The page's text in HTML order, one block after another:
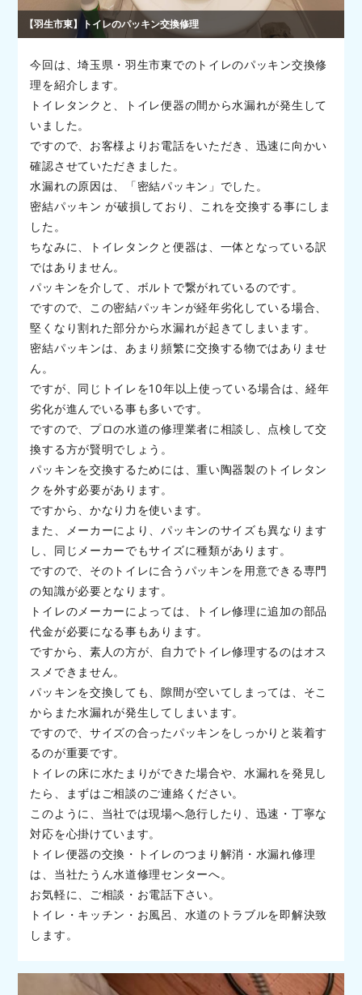
【羽生市東】トイレのパッキン交換修理
今回は、埼玉県・羽生市東でのトイレのパッキン交換修
理を紹介します。
トイレタンクと、トイレ便器の間から水漏れが発生して
いました。
ですので、お客様よりお電話をいただき、迅速に向かい
確認させていただきました。
水漏れの原因は、「密結パッキン」でした。
密結パッキン が破損しており、これを交換する事にしま
した。
ちなみに、トイレタンクと便器は、一体となっている訳
ではありません。
パッキンを介して、ボルトで繋がれているのです。
ですので、この密結パッキンが経年劣化している場合、
堅くなり割れた部分から水漏れが起きてしまいます。
密結パッキンは、あまり頻繁に交換する物ではありませ
ん。
ですが、同じトイレを10年以上使っている場合は、経年
劣化が進んでいる事も多いです。
ですので、プロの水道の修理業者に相談し、点検して交
換する方が賢明でしょう。
パッキンを交換するためには、重い陶器製のトイレタン
クを外す必要があります。
ですから、かなり力を使います。
また、メーカーにより、パッキンのサイズも異なります
し、同じメーカーでもサイズに種類があります。
ですので、そのトイレに合うパッキンを用意できる専門
の知識が必要となります。
トイレのメーカーによっては、トイレ修理に追加の部品
代金が必要になる事もあります。
ですから、素人の方が、自力でトイレ修理するのはオス
スメできません。
パッキンを交換しても、隙間が空いてしまっては、そこ
からまた水漏れが発生してしまいます。
ですので、サイズの合ったパッキンをしっかりと装着す
るのが重要です。
トイレの床に水たまりができた場合や、水漏れを発見し
たら、まずはご相談のご連絡ください。
このように、当社では現場へ急行したり、迅速・丁寧な
対応を心掛けています。
トイレ便器の交換・トイレのつまり解消・水漏れ修理
は、当社たうん水道修理センターへ。
お気軽に、ご相談・お電話下さい。
トイレ・キッチン・お風呂、水道のトラブルを即解決致
します。